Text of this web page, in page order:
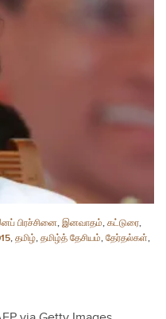
பிரச்சினை, இனவாதம், கட்டுரை,
, தமிழ், தமிழ்த் தேசியம், தேர்தல்கள்,